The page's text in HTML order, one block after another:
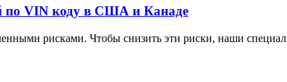
по VIN коду в США и Канаде
рисками. Чтобы снизить эти риски, наши